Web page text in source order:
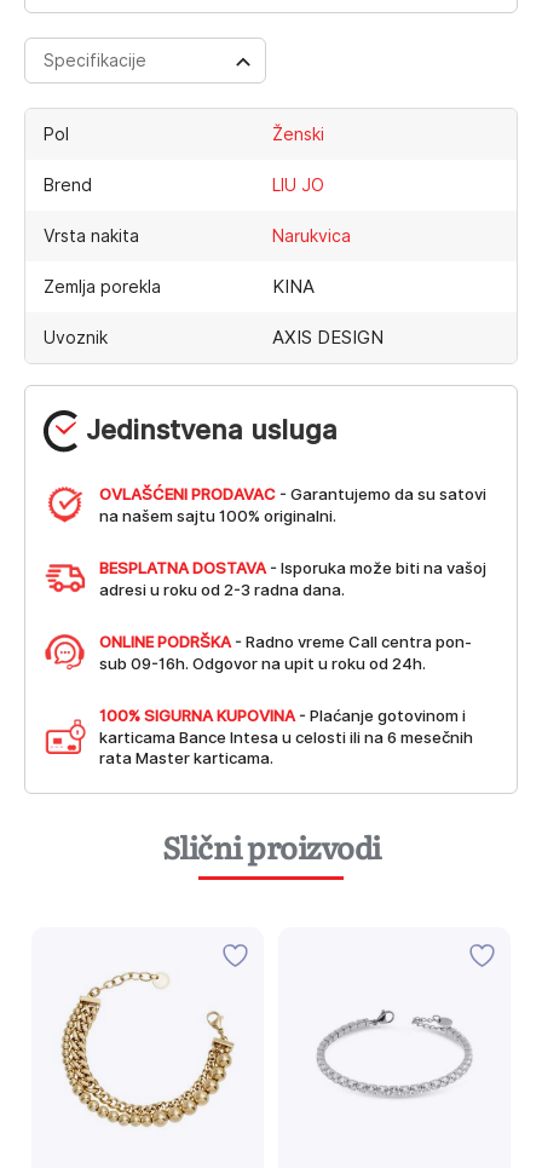
Jedinstvena usluga
OVLAŠĆENI PRODAVAC - Garantujemo da su satovi
na našem sajtu 100% originalni.
BESPLATNA DOSTAVA - Isporuka može biti na vašoj
adresi u roku od 2-3 radna dana.
ONLINE PODRŠKA - Radno vreme Call centra pon-
sub 09-16h. Odgovor na upit u roku od 24h.
100% SIGURNA KUPOVINA - Plaćanje gotovinom i
karticama Bance Intesa u celosti ili na 6 mesečnih
rata Master karticama.
Specifikacije
Pol Ženski
Brend LIU JO
Vrsta nakita Narukvica
Zemlja porekla KINA
Uvoznik AXIS DESIGN
Slični proizvodi